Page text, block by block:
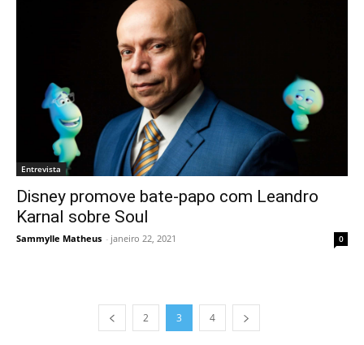
Entrevista
Disney promove bate-papo com Leandro
Karnal sobre Soul
Sammylle Matheus - janeiro 22, 2021 0
2 3 4